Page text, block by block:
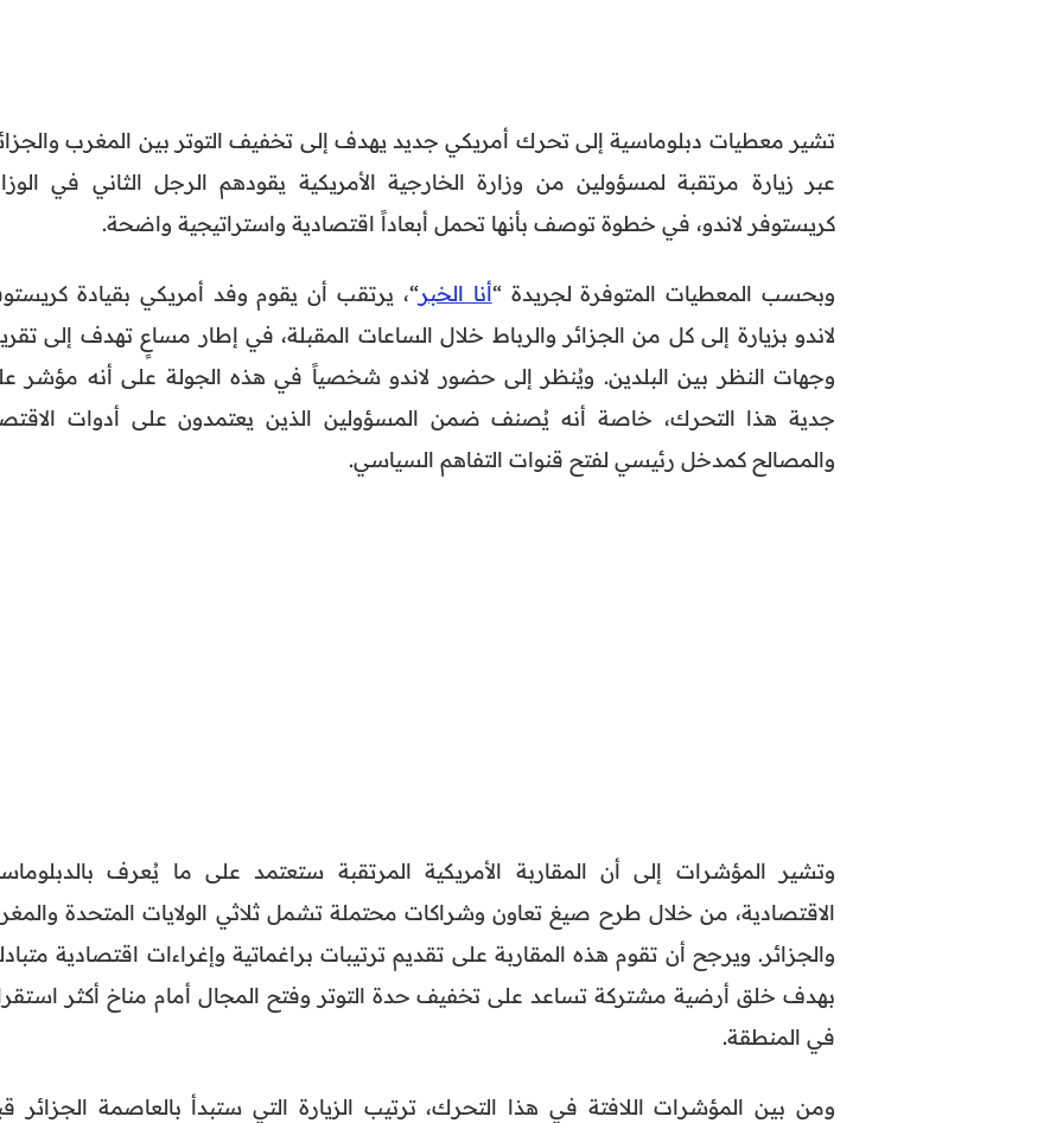
تشير معطيات دبلوماسية إلى تحرك أمريكي جديد يهدف إلى تخفيف التوتر بين المغرب
عبر زيارة مرتقبة لمسؤولين من وزارة الخارجية الأمريكية يقودهم الرجل الثاني في
كريستوفر لاندو، في خطوة توصف بأنها تحمل أبعاداً اقتصادية واستراتيجية واضحة.
وبحسب المعطيات المتوفرة لجريدة “أنا الخبر“، يرتقب أن يقوم وفد أمريكي بقيادة
لاندو بزيارة إلى كل من الجزائر والرباط خلال الساعات المقبلة، في إطار مساعٍ تهدف إلى
وجهات النظر بين البلدين. ويُنظر إلى حضور لاندو شخصياً في هذه الجولة على أنه مؤشر
جدية هذا التحرك، خاصة أنه يُصنف ضمن المسؤولين الذين يعتمدون على أدوات
والمصالح كمدخل رئيسي لفتح قنوات التفاهم السياسي.
وتشير المؤشرات إلى أن المقاربة الأمريكية المرتقبة ستعتمد على ما يُعرف
الاقتصادية، من خلال طرح صيغ تعاون وشراكات محتملة تشمل ثلاثي الولايات المتحدة
والجزائر. ويرجح أن تقوم هذه المقاربة على تقديم ترتيبات براغماتية وإغراءات اقتصادية
بهدف خلق أرضية مشتركة تساعد على تخفيف حدة التوتر وفتح المجال أمام مناخ أكثر
في المنطقة.
ومن بين المؤشرات اللافتة في هذا التحرك، ترتيب الزيارة التي ستبدأ بالعاصمة الجزائر